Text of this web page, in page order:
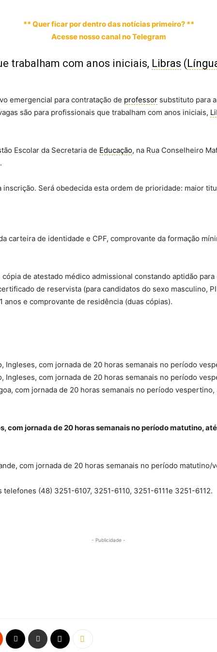
** Quer ficar por dentro das notícias primeiro? **
Acesse nosso canal no Telegram
trabalham com anos iniciais, Libras (
emergencial para contratação de professor substituto para
são para profissionais que trabalham com anos iniciais,
Escolar da Secretaria de Educação, na Rua Conselheiro
Será obedecida esta ordem de prioridade: maior
carteira de identidade e CPF, comprovante da formação
de atestado médico admissional constando aptidão
de reservista (para candidatos do sexo masculino,
e comprovante de residência (duas cópias).
Ingleses, com jornada de 20 horas semanais no período
Ingleses, com jornada de 20 horas semanais no período
com jornada de 20 horas semanais no período vespertino,
com jornada de 20 horas semanais no período matutino,
com jornada de 20 horas semanais no período matutino/
(48) 3251-6107, 3251-6110, 3251-6111e 3251-6112.
- Publicidade -